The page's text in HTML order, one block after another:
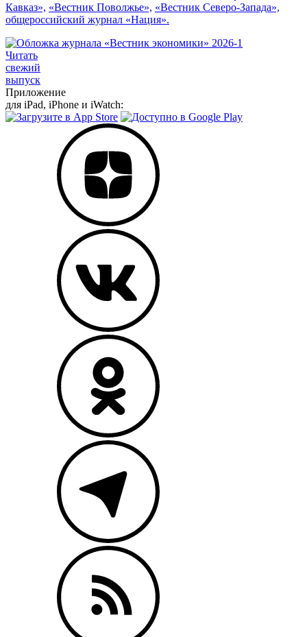
Кавказ», «Вестник Поволжье», «Вестник Северо-Запада»,
общероссийский журнал «Нация».
Читать
свежий
выпуск
Приложение
для iPad, iPhone и iWatch: